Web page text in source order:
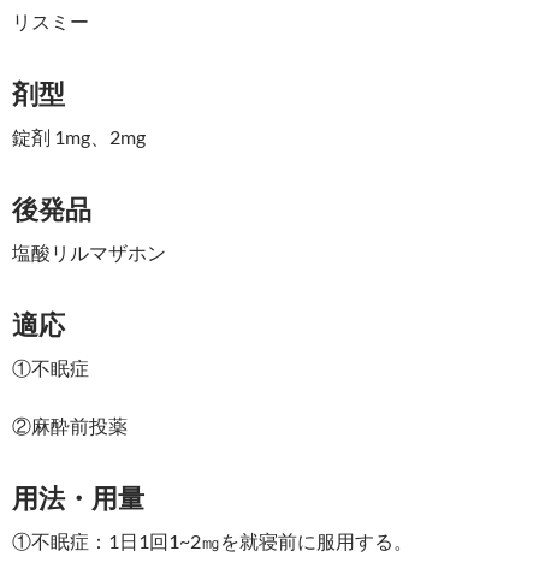
リスミー
剤型
錠剤 1mg、2mg
後発品
塩酸リルマザホン
適応
①不眠症
②麻酔前投薬
用法・用量
①不眠症：1日1回1~2㎎を就寝前に服用する。